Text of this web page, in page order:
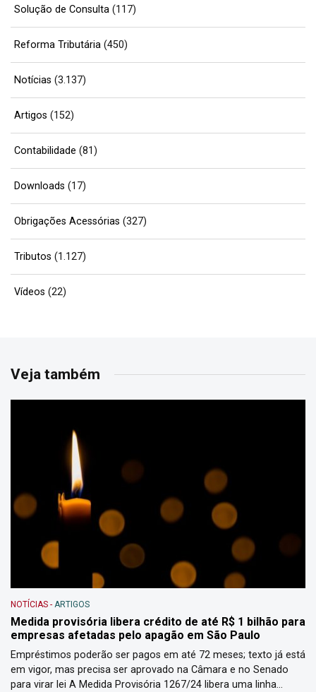
Solução de Consulta (117)
Reforma Tributária (450)
Notícias (3.137)
Artigos (152)
Contabilidade (81)
Downloads (17)
Obrigações Acessórias (327)
Tributos (1.127)
Vídeos (22)
Veja também
NOTÍCIAS - ARTIGOS
Medida provisória libera crédito de até R$ 1 bilhão para
empresas afetadas pelo apagão em São Paulo
Empréstimos poderão ser pagos em até 72 meses; texto já está
em vigor, mas precisa ser aprovado na Câmara e no Senado
para virar lei A Medida Provisória 1267/24 libera uma linha